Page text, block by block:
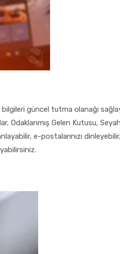
güncel tutma olanağı
Odaklanmış Gelen Kutusu,
e-postalarınızı